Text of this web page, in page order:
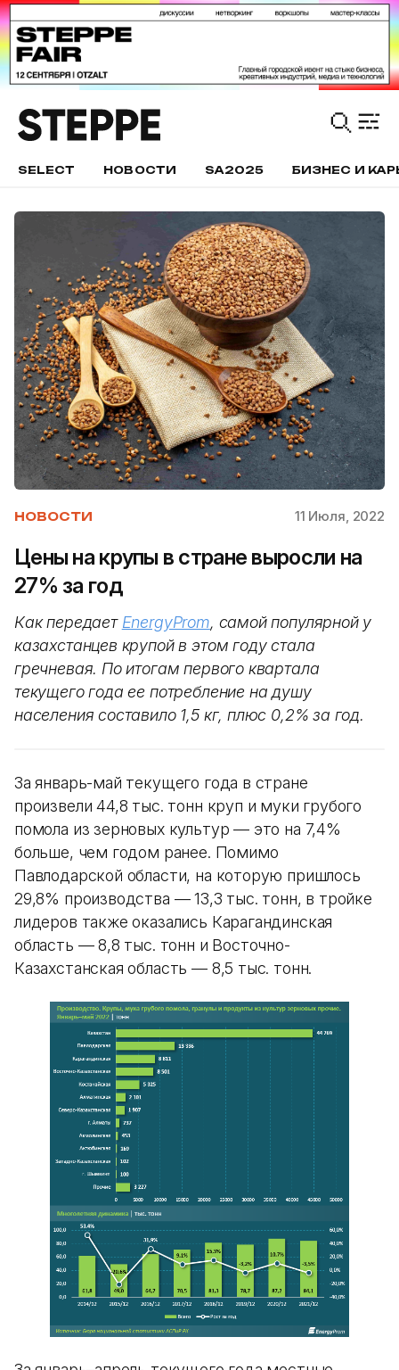
SELECT НОВОСТИ SA2025 БИЗНЕС И
НОВОСТИ 11 Июля, 2022
Цены на крупы в стране выросли на
27% за год
Как передает EnergyProm, cамой популярной у
казахстанцев крупой в этом году стала
гречневая. По итогам первого квартала
текущего года ее потребление на душу
населения составило 1,5 кг, плюс 0,2% за год.
За январь-май текущего года в стране
произвели 44,8 тыс. тонн круп и муки грубого
помола из зерновых культур — это на 7,4%
больше, чем годом ранее. Помимо
Павлодарской области, на которую пришлось
29,8% производства — 13,3 тыс. тонн, в тройке
лидеров также оказались Карагандинская
область — 8,8 тыс. тонн и Восточно-
Казахстанская область — 8,5 тыс. тонн.